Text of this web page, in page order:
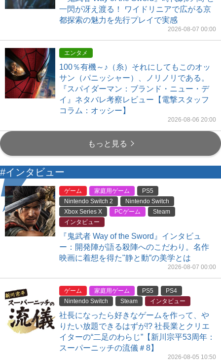
一閃が冴え渡る！ ワイドリニアで広がる京
都探索の魅力を先行プレイで実感
2026-08-07 00:00
エンタメ
100％有機～♪（糸）それにしてもこのオッ
サン（パニッシャー）、ノリノリである。
『スパイダーマン：ブランド・ニュー・デ
イ』ネタバレ考察レビュー【電撃スタッフ
コラム：オッシー】
2026-08-06 20:00
もっと見る
#インタビュー
ゲーム 家庭用ゲーム
PS5
Nintendo Switch 2
Nintendo Switch
Xbox Series X
PCゲーム
Steam
インタビュー
『鬼武者 Way of the Sword』インタビュ
ー：開発陣が語る殺陣へのこだわり。名作
映画に着想を得た"静と動”の美学とは
2026-08-07 00:00
ゲーム 家庭用ゲーム PS5
PS4
Nintendo Switch
Steam インタビュー
社長になったら好きなゲームを作って、や
りたい放題できるはずが!? 社長業とクリエ
イターの“二足のわらじ”【新川宗平53周年：
スーパーニッチの流儀＃8】
2026-08-05 10:50